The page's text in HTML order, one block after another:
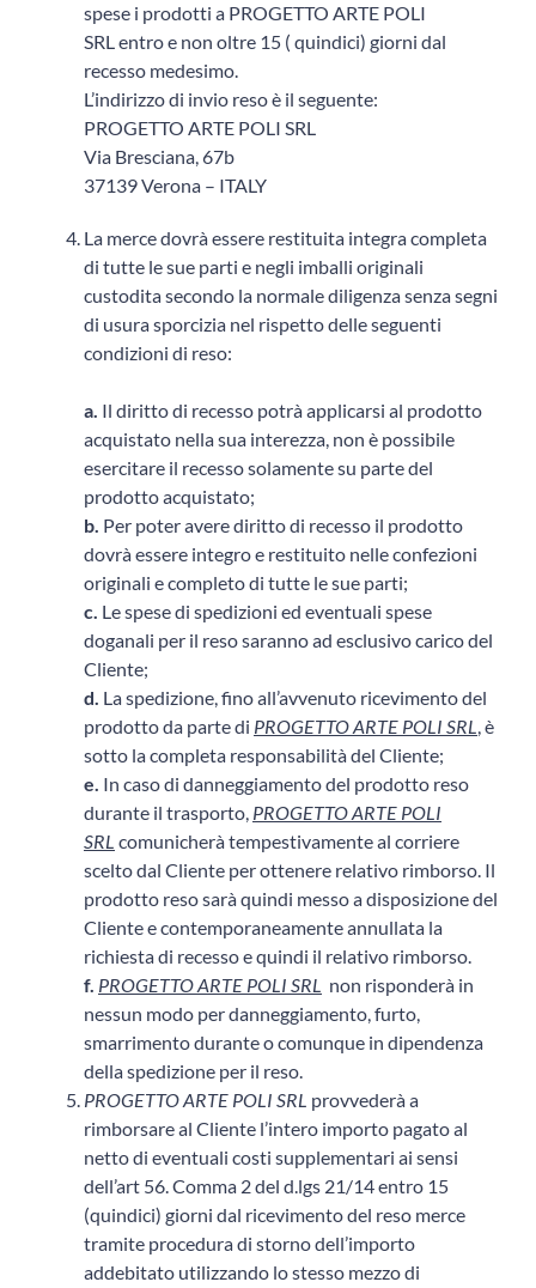
spese i prodotti a PROGETTO ARTE POLI
SRL entro e non oltre 15 ( quindici) giorni dal
recesso medesimo.
L’indirizzo di invio reso è il seguente:
PROGETTO ARTE POLI SRL
Via Bresciana, 67b
37139 Verona – ITALY
La merce dovrà essere restituita integra completa
di tutte le sue parti e negli imballi originali
custodita secondo la normale diligenza senza segni
di usura sporcizia nel rispetto delle seguenti
condizioni di reso:
a. Il diritto di recesso potrà applicarsi al prodotto
acquistato nella sua interezza, non è possibile
esercitare il recesso solamente su parte del
prodotto acquistato;
b. Per poter avere diritto di recesso il prodotto
dovrà essere integro e restituito nelle confezioni
originali e completo di tutte le sue parti;
c. Le spese di spedizioni ed eventuali spese
doganali per il reso saranno ad esclusivo carico del
Cliente;
d. La spedizione, fino all’avvenuto ricevimento del
prodotto da parte di PROGETTO ARTE POLI SRL, è
sotto la completa responsabilità del Cliente;
e. In caso di danneggiamento del prodotto reso
durante il trasporto, PROGETTO ARTE POLI
SRL comunicherà tempestivamente al corriere
scelto dal Cliente per ottenere relativo rimborso. Il
prodotto reso sarà quindi messo a disposizione del
Cliente e contemporaneamente annullata la
richiesta di recesso e quindi il relativo rimborso.
f. PROGETTO ARTE POLI SRL non risponderà in
nessun modo per danneggiamento, furto,
smarrimento durante o comunque in dipendenza
della spedizione per il reso.
PROGETTO ARTE POLI SRL provvederà a
rimborsare al Cliente l’intero importo pagato al
netto di eventuali costi supplementari ai sensi
dell’art 56. Comma 2 del d.lgs 21/14 entro 15
(quindici) giorni dal ricevimento del reso merce
tramite procedura di storno dell’importo
addebitato utilizzando lo stesso mezzo di